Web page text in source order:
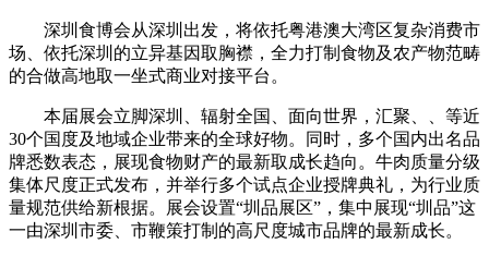
深圳食博会从深圳出发，将依托粤港澳大湾区复杂消费市
场、依托深圳的立异基因取胸襟，全力打制食物及农产物范畴
的合做高地取一坐式商业对接平台。
本届展会立脚深圳、辐射全国、面向世界，汇聚、、等近
30个国度及地域企业带来的全球好物。同时，多个国内出名品
牌悉数表态，展现食物财产的最新取成长趋向。牛肉质量分级
集体尺度正式发布，并举行多个试点企业授牌典礼，为行业质
量规范供给新根据。展会设置“圳品展区”，集中展现“圳品”这
一由深圳市委、市鞭策打制的高尺度城市品牌的最新成长。